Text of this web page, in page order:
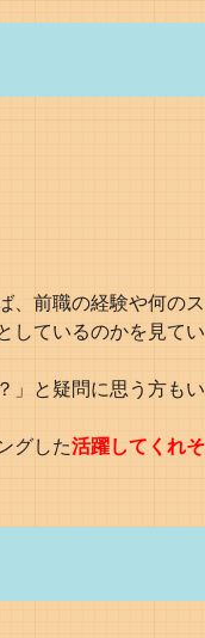
、前職の経験や何のス
しているのかを見てい
」と疑問に思う方もい
グした活躍してくれそ